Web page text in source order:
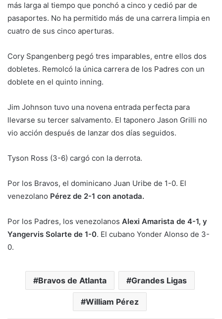
más larga al tiempo que ponchó a cinco y cedió par de
pasaportes. No ha permitido más de una carrera limpia en
cuatro de sus cinco aperturas.
Cory Spangenberg pegó tres imparables, entre ellos dos
dobletes. Remolcó la única carrera de los Padres con un
doblete en el quinto inning.
Jim Johnson tuvo una novena entrada perfecta para
llevarse su tercer salvamento. El taponero Jason Grilli no
vio acción después de lanzar dos días seguidos.
Tyson Ross (3-6) cargó con la derrota.
Por los Bravos, el dominicano Juan Uribe de 1-0. El
venezolano Pérez de 2-1 con anotada.
Por los Padres, los venezolanos Alexi Amarista de 4-1, y
Yangervis Solarte de 1-0. El cubano Yonder Alonso de 3-
0.
Bravos de Atlanta Grandes Ligas
William Pérez